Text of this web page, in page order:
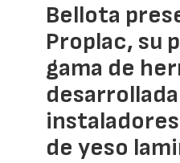
Bellota
Proplac, su
gama de
de yeso